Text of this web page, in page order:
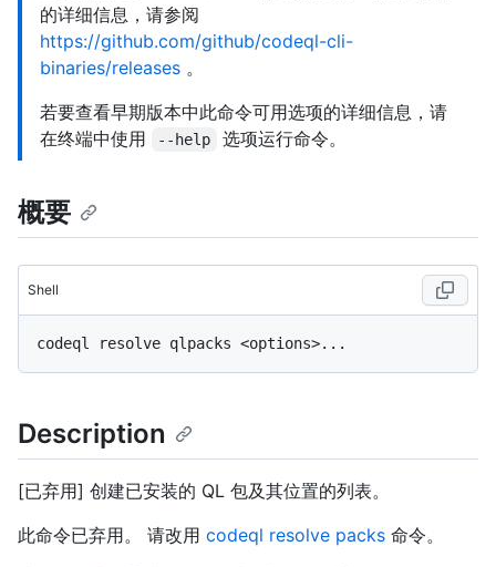
的详细信息，请参阅
https://github.com/github/codeql-cli-
binaries/releases 。
若要查看早期版本中此命令可用选项的详细信息，请
在终端中使用
--help 选项运行命令。
概要
Shell
Description
[已弃用] 创建已安装的 QL 包及其位置的列表。
此命令已弃用。 请改用 codeql resolve packs 命令。